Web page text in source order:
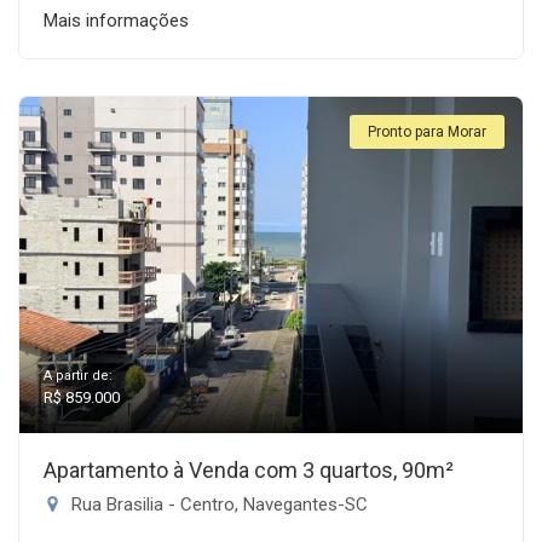
Mais informações
Pronto para Morar
A partir de:
R$ 859.000
Apartamento à Venda com 3 quartos, 90m²
Rua Brasilia - Centro, Navegantes-SC